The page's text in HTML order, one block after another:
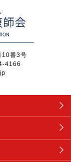
10番3号
4166